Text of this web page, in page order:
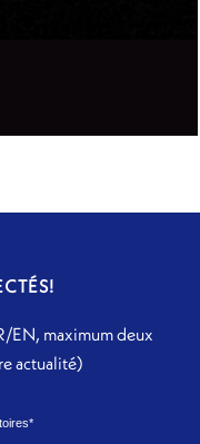
EN, maximum deux
actualité)